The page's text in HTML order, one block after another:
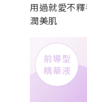
用過就愛不
潤美肌